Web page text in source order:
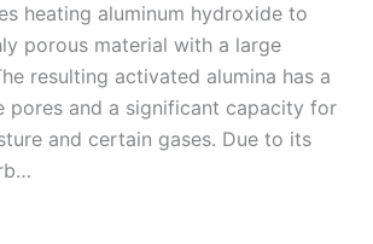
heating aluminum hydroxide to
porous material with a large
resulting activated alumina has a
pores and a significant capacity for
and certain gases. Due to its